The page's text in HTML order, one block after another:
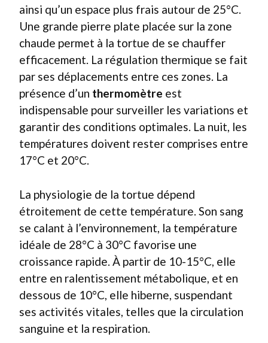
ainsi qu’un espace plus frais autour de 25°C.
Une grande pierre plate placée sur la zone
chaude permet à la tortue de se chauffer
efficacement. La régulation thermique se fait
par ses déplacements entre ces zones. La
présence d’un thermomètre est
indispensable pour surveiller les variations et
garantir des conditions optimales. La nuit, les
températures doivent rester comprises entre
17°C et 20°C.
La physiologie de la tortue dépend
étroitement de cette température. Son sang
se calant à l’environnement, la température
idéale de 28°C à 30°C favorise une
croissance rapide. À partir de 10-15°C, elle
entre en ralentissement métabolique, et en
dessous de 10°C, elle hiberne, suspendant
ses activités vitales, telles que la circulation
sanguine et la respiration.